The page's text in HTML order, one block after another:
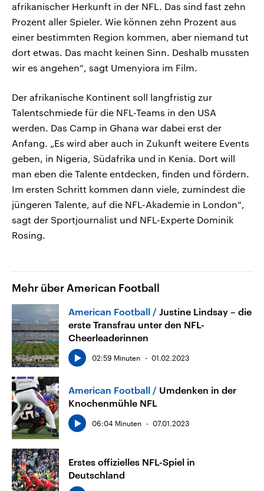
afrikanischer Herkunft in der NFL. Das sind fast zehn
Prozent aller Spieler. Wie können zehn Prozent aus
einer bestimmten Region kommen, aber niemand tut
dort etwas. Das macht keinen Sinn. Deshalb mussten
wir es angehen“, sagt Umenyiora im Film.
Der afrikanische Kontinent soll langfristig zur
Talentschmiede für die NFL-Teams in den USA
werden. Das Camp in Ghana war dabei erst der
Anfang. „Es wird aber auch in Zukunft weitere Events
geben, in Nigeria, Südafrika und in Kenia. Dort will
man eben die Talente entdecken, finden und fördern.
Im ersten Schritt kommen dann viele, zumindest die
jüngeren Talente, auf die NFL-Akademie in London“,
sagt der Sportjournalist und NFL-Experte Dominik
Rosing.
Mehr über American Football
American Football
Justine Lindsay – die
erste Transfrau unter den NFL-
Cheerleaderinnen
02:59 Minuten 01.02.2023
American Football
Umdenken in der
Knochenmühle NFL
06:04 Minuten 07.01.2023
Erstes offizielles NFL-Spiel in
Deutschland